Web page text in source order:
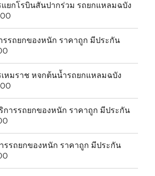
แยกโรบินสันปากร่วม รถยกแหลมฉบัง
รรถยกของหนัก ราคาถูก มีประกัน
เหมราช หจกต้นน้ำรถยกแหลมฉบัง
การรถยกของหนัก ราคาถูก มีประกัน
รรถยกของหนัก ราคาถูก มีประกัน